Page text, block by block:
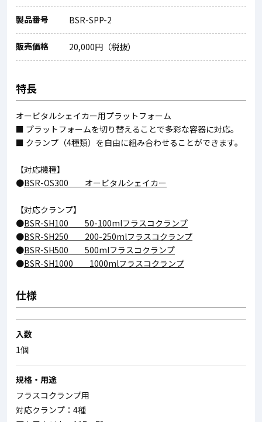
製品番号 BSR-SPP-2
販売価格 20,000円（税抜）
特長
オービタルシェイカー用プラットフォーム
■ プラットフォームを切り替えることで多彩な容器に対応。
■ クランプ（4種類）を自由に組み合わせることができます。
【対応機種】
●BSR-OS300 オービタルシェイカー
【対応クランプ】
●BSR-SH100 50-100mlフラスコクランプ
●BSR-SH250 200-250mlフラスコクランプ
●BSR-SH500 500mlフラスコクランプ
●BSR-SH1000 1000mlフラスコクランプ
仕様
入数
1個
規格・用途
フラスコクランプ用
対応クランプ：4種